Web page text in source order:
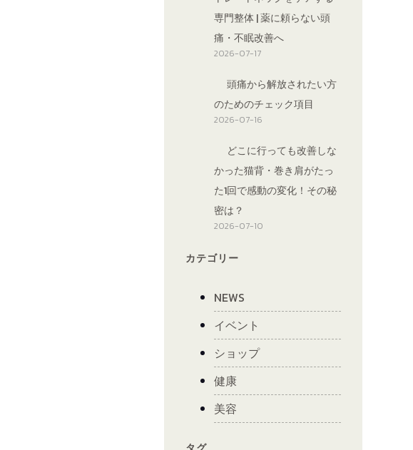
専門整体 | 薬に頼らない頭
痛・不眠改善へ
2026-07-17
頭痛から解放されたい方
のためのチェック項目
2026-07-16
どこに行っても改善しな
かった猫背・巻き肩がたっ
た1回で感動の変化！その秘
密は？
2026-07-10
カテゴリー
NEWS
イベント
ショップ
健康
美容